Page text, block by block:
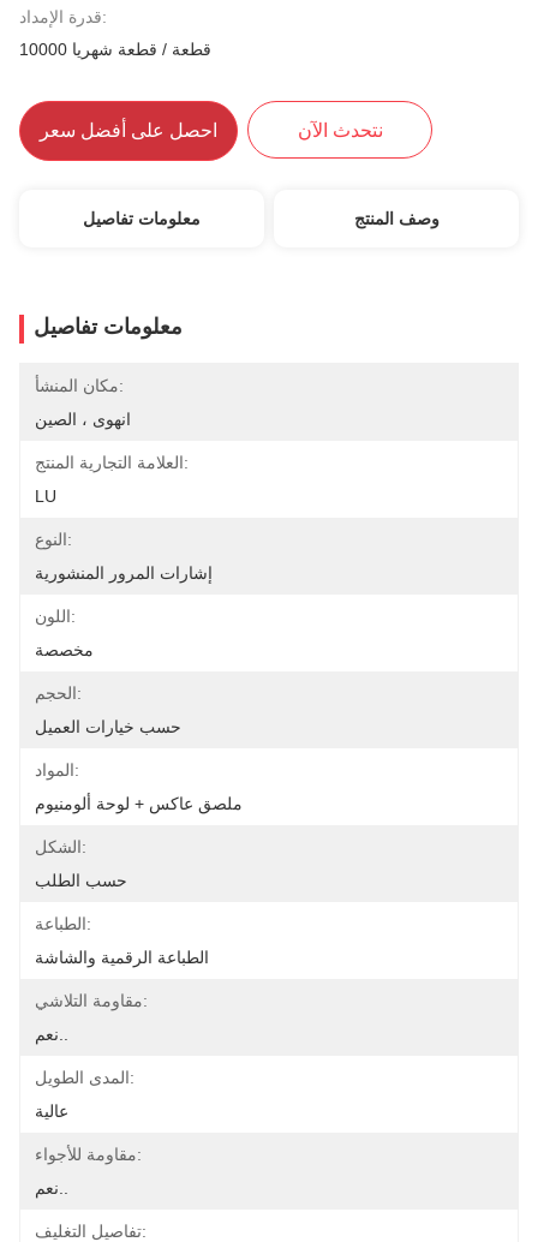
قدرة الإمداد:
10000 قطعة / قطعة شهريا
احصل على أفضل سعر نتحدث الآن
معلومات تفاصيل وصف المنتج
معلومات تفاصيل
مكان المنشأ:
انهوى ، الصين
العلامة التجارية المنتج:
LU
النوع:
إشارات المرور المنشورية
اللون:
مخصصة
الحجم:
حسب خيارات العميل
المواد:
ملصق عاكس + لوحة ألومنيوم
الشكل:
حسب الطلب
الطباعة:
الطباعة الرقمية والشاشة
مقاومة التلاشي:
المدى الطويل:
عالية
مقاومة للأجواء:
تفاصيل التغليف: